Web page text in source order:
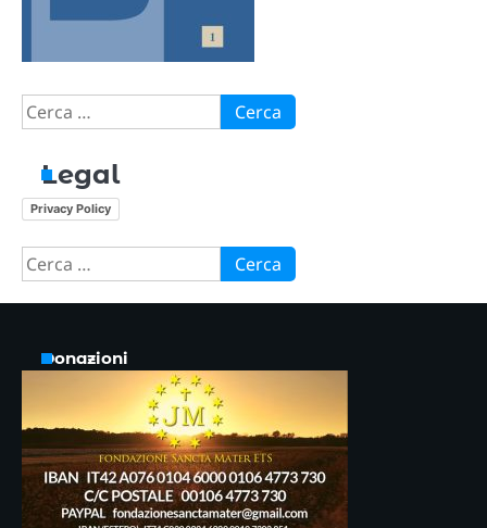
Ricerca
per:
Legal
Privacy Policy
Ricerca
per:
Donazioni